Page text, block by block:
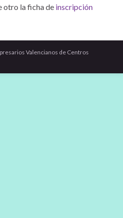
otro la ficha de inscripción
Valencianos de Centros